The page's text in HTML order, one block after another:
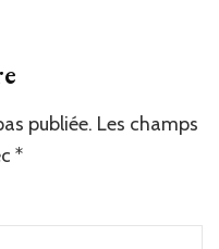
publiée. Les champs
*